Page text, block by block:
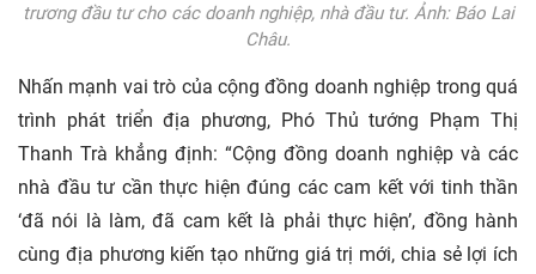
trương đầu tư cho các doanh nghiệp, nhà đầu tư. Ảnh: Báo Lai
Châu.
Nhấn mạnh vai trò của cộng đồng doanh nghiệp trong quá
trình phát triển địa phương, Phó Thủ tướng Phạm Thị
Thanh Trà khẳng định: “Cộng đồng doanh nghiệp và các
nhà đầu tư cần thực hiện đúng các cam kết với tinh thần
‘đã nói là làm, đã cam kết là phải thực hiện’, đồng hành
cùng địa phương kiến tạo những giá trị mới, chia sẻ lợi ích